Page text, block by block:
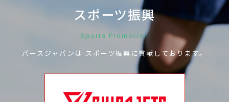
スポーツ振興
Sports Promotion
パースジャパンは スポーツ振興に貢献しております。